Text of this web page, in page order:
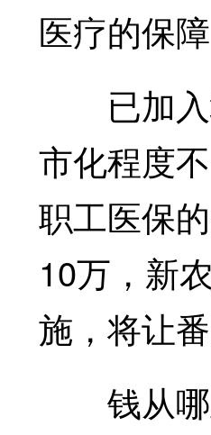
医疗的保
已加入
市化程度
职工医保
10万，新
施，将让
钱从哪